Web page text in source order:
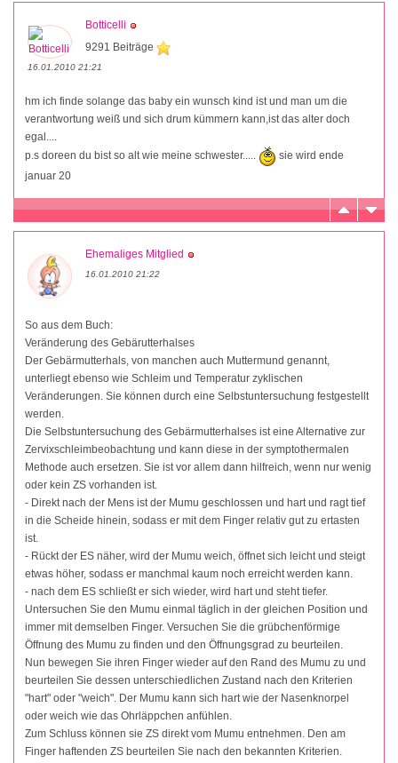
Botticelli
9291 Beiträge
16.01.2010 21:21
hm ich finde solange das baby ein wunsch kind ist und man um die
verantwortung weiß und sich drum kümmern kann,ist das alter doch
egal....
p.s doreen du bist so alt wie meine schwester.....
sie wird ende
januar 20
Ehemaliges Mitglied
16.01.2010 21:22
So aus dem Buch:
Veränderung des Gebärutterhalses
Der Gebärmutterhals, von manchen auch Muttermund genannt,
unterliegt ebenso wie Schleim und Temperatur zyklischen
Veränderungen. Sie können durch eine Selbstuntersuchung festgestellt
werden.
Die Selbstuntersuchung des Gebärmutterhalses ist eine Alternative zur
Zervixschleimbeobachtung und kann diese in der symptothermalen
Methode auch ersetzen. Sie ist vor allem dann hilfreich, wenn nur wenig
oder kein ZS vorhanden ist.
- Direkt nach der Mens ist der Mumu geschlossen und hart und ragt tief
in die Scheide hinein, sodass er mit dem Finger relativ gut zu ertasten
ist.
- Rückt der ES näher, wird der Mumu weich, öffnet sich leicht und steigt
etwas höher, sodass er manchmal kaum noch erreicht werden kann.
- nach dem ES schließt er sich wieder, wird hart und steht tiefer.
Untersuchen Sie den Mumu einmal täglich in der gleichen Position und
immer mit demselben Finger. Versuchen Sie die grübchenförmige
Öffnung des Mumu zu finden und den Öffnungsgrad zu beurteilen.
Nun bewegen Sie ihren Finger wieder auf den Rand des Mumu zu und
beurteilen Sie dessen unterschiedlichen Zustand nach den Kriterien
"hart" oder "weich". Der Mumu kann sich hart wie der Nasenknorpel
oder weich wie das Ohrläppchen anfühlen.
Zum Schluss können sie ZS direkt vom Mumu entnehmen. Den am
Finger haftenden ZS beurteilen Sie nach den bekannten Kriterien.